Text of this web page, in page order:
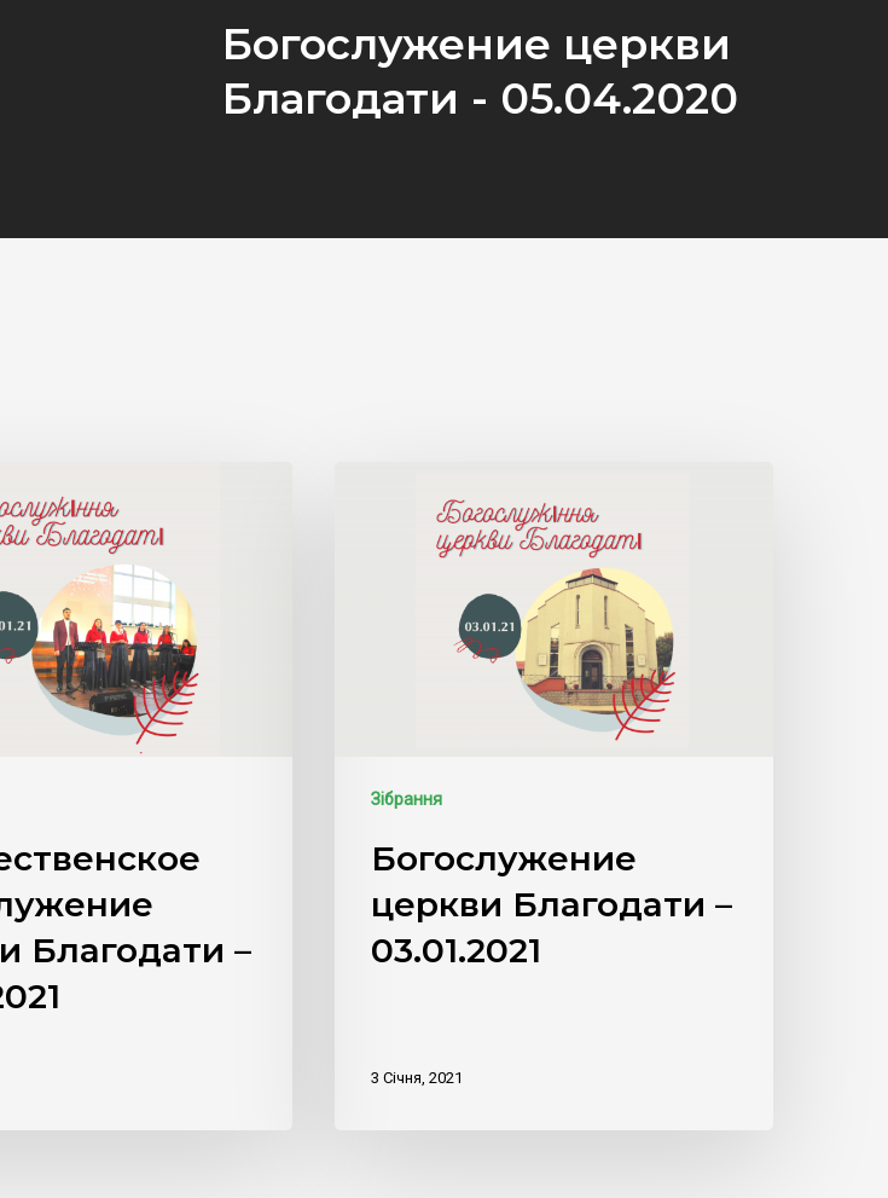
Богослужение церкви
Благодати - 05.04.2020
Благодати –
Зібрання
Богослужение
церкви Благодати –
03.01.2021
3 Січня, 2021